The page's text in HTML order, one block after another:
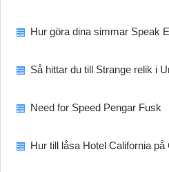
Hur göra dina simmar Speak
Så hittar du till Strange relik i
Need for Speed ​​Pengar Fusk
Hur till låsa Hotel California